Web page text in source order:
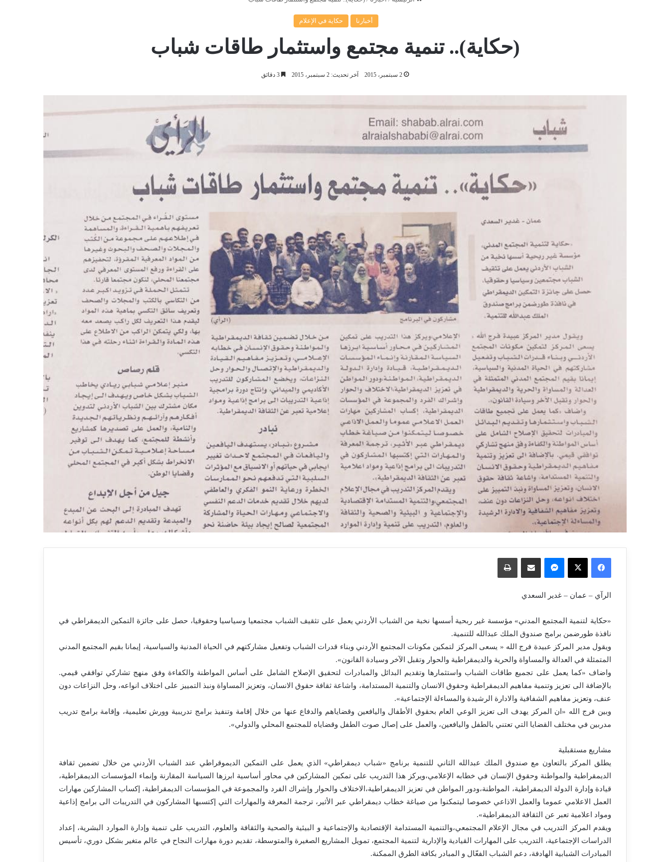
أخبارنا حكاية في الإعلام
(حكاية).. تنمية مجتمع واستثمار طاقات شباب
2 سبتمبر، 2015 آخر تحديث: 2 سبتمبر، 2015
فيسبوك X ماسنجر مشاركة عبر البريد طباعة
الرآي – عمان – غدير السعدي
«حكاية لتنمية المجتمع المدني» مؤسسة غير ربحية أسسها نخبة من الشباب الأردني يعمل على تثقيف الشباب مجتمعيا وسياسيا وحقوقيا، حصل على جائزة التمكين الديمقراطي في
نافذة طورضمن برامج صندوق الملك عبدالله للتنمية.
ويقول مدير المركز عبيدة فرج الله « يسعى المركز لتمكين مكونات المجتمع الأردني وبناء قدرات الشباب وتفعيل مشاركتهم في الحياة المدنية والسياسية، إيمانا بقيم المجتمع المدني
المتمثلة في العدالة والمساواة والحرية والديمقراطية والحوار وتقبل الآخر وسيادة القانون».
واضاف «كما يعمل على تجميع طاقات الشباب واستثمارها وتقديم البدائل والمبادرات لتحقيق الإصلاح الشامل على أساس المواطنة والكفاءة وفق منهج تشاركي توافقي قيمي.
بالإضافة الى تعزيز وتنمية مفاهيم الديمقراطية وحقوق الانسان والتنمية المستدامة، واشاعة ثقافة حقوق الانسان، وتعزيز المساواة ونبذ التمييز على اختلاف انواعه، وحل النزاعات دون
عنف، وتعزيز مفاهيم الشفافية والادارة الرشيدة والمساءلة الإجتماعية».
وبين فرج الله «ان المركز يهدف الى تعزيز الوعي العام بحقوق الأطفال واليافعين وقضاياهم والدفاع عنها من خلال إقامة وتنفيذ برامج تدريبية وورش تعليمية، وإقامة برامج تدريب
مدربين في مختلف القضايا التي تعتني بالطفل واليافعين، والعمل على إصال صوت الطفل وقضاياه للمجتمع المحلي والدولي».
مشاريع مستقبلية
يطلق المركز بالتعاون مع صندوق الملك عبدالله الثاني للتنمية برنامج «شباب ديمقراطي» الذي يعمل على التمكين الديموقراطي عند الشباب الأردني من خلال تضمين ثقافة
الديمقراطية والمواطنة وحقوق الإنسان في خطابه الإعلامي،ويركز هذا التدريب على تمكين المشاركين في محاور أساسية ابرزها السياسة المقارنة وإنماء المؤسسات الديمقراطية،
قيادة وإدارة الدولة الديمقراطية، المواطنة،ودور المواطن في تعزيز الديمقراطية،الاختلاف والحوار وإشراك الفرد والمجموعة في المؤسسات الديمقراطية، إكساب المشاركين مهارات
العمل الاعلامي عموما والعمل الاذاعي خصوصا ليتمكنوا من صياغة خطاب ديمقراطي عبر الأثير، ترجمة المعرفة والمهارات التي إكتسبها المشاركون في التدريبات الى برامج إذاعية
ومواد اعلامية تعبر عن الثقافة الديمقراطية».
ويقدم المركز التدريب في مجال الإعلام المجتمعي،والتنمية المستدامة الإقتصادية والإجتماعية و البيئية والصحية والثقافة والعلوم، التدريب على تنمية وإدارة الموارد البشرية، إعداد
الدراسات الإجتماعية، التدريب على المهارات القيادية والإدارية لتنمية المجتمع، تمويل المشاريع الصغيرة والمتوسطة، تقديم دورة مهارات النجاح في عالم متغير بشكل دوري، تأسيس
المبادرات الشبابية الهادفة، دعم الشباب الفعّال و المبادر بكافة الطرق الممكنة.